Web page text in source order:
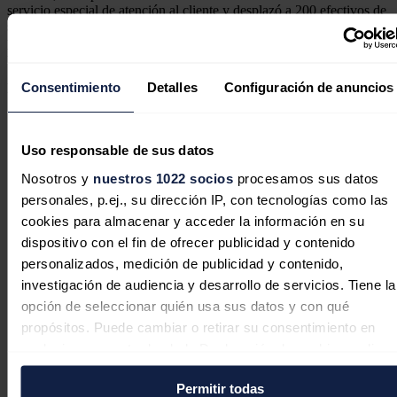
Consentimiento Detalles Configuración de anuncios
Uso responsable de sus datos
Nosotros y nuestros 1022 sociosprocesamos sus datos
personales, p.ej., su dirección IP, con tecnologías como las
cookies para almacenar y acceder la información en su
dispositivo con el fin de ofrecer publicidad y contenido
personalizados, medición de publicidad y contenido,
investigación de audiencia y desarrollo de servicios. Tiene la
opción de seleccionar quién usa sus datos y con qué
propósitos. Puede cambiar o retirar su consentimiento en
en el Menú de consentimiento.
Permitir todas
servicio especial de atención al cliente y desplazó a 200 efectivos de
sobre el terreno desde otras comunidades autónomas
para la revisión de las instalaciones afectadas durante los momentos
Noticias relacionadas
Moeve y Naturgy duplican descuentos
en los repostajes para sus clientes de
cara al verano
Redacción 28/07/2026
74 millones para el transporte